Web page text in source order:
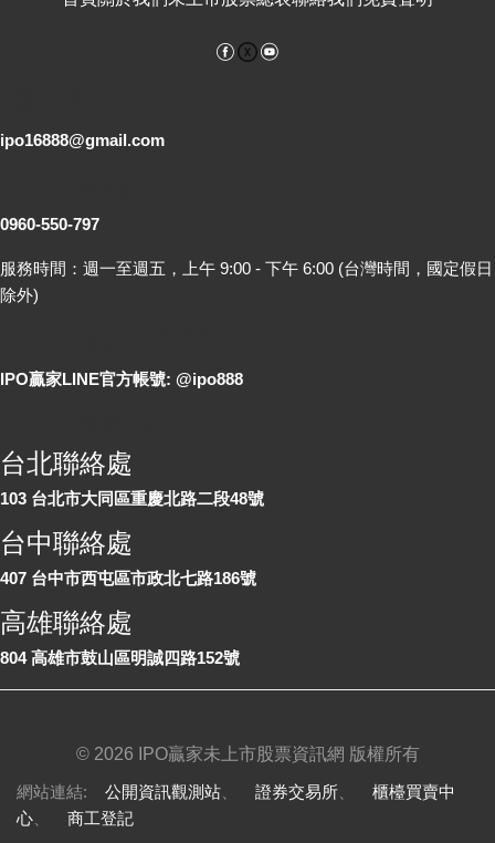
Facebook
ipo16888@gmail.com
0960-550-797
服務時間：週一至週五，上午 9:00 - 下午 6:00 (台灣時間，國定假日
除外)
IPO贏家LINE官方帳號: @ipo888
台北聯絡處
103 台北市大同區重慶北路二段48號
台中聯絡處
407 台中市西屯區市政北七路186號
高雄聯絡處
804 高雄市鼓山區明誠四路152號
© 2026 IPO贏家未上市股票資訊網 版權所有
網站連結: 公開資訊觀測站 證券交易所
櫃檯買賣中
心
商工登記